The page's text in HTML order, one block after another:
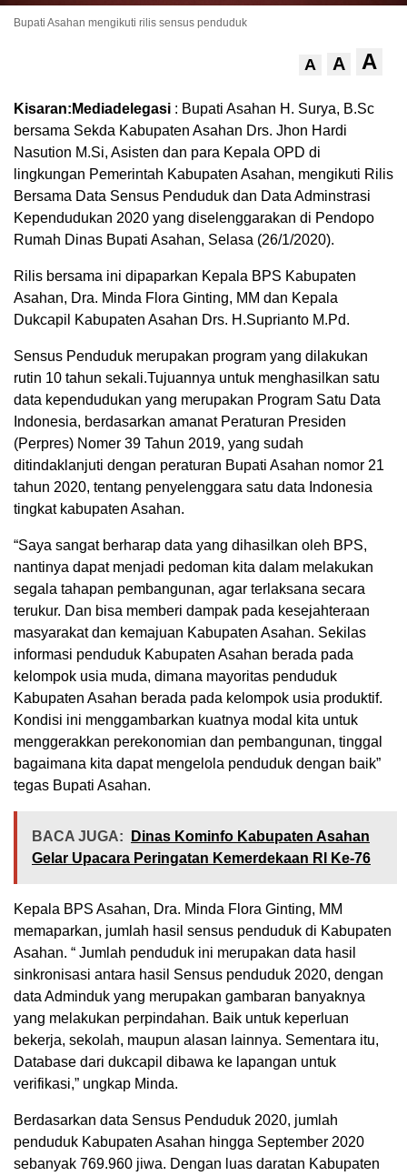
Bupati Asahan mengikuti rilis sensus penduduk
A A A
Kisaran:Mediadelegasi : Bupati Asahan H. Surya, B.Sc
bersama Sekda Kabupaten Asahan Drs. Jhon Hardi
Nasution M.Si, Asisten dan para Kepala OPD di
lingkungan Pemerintah Kabupaten Asahan, mengikuti Rilis
Bersama Data Sensus Penduduk dan Data Adminstrasi
Kependudukan 2020 yang diselenggarakan di Pendopo
Rumah Dinas Bupati Asahan, Selasa (26/1/2020).
Rilis bersama ini dipaparkan Kepala BPS Kabupaten
Asahan, Dra. Minda Flora Ginting, MM dan Kepala
Dukcapil Kabupaten Asahan Drs. H.Suprianto M.Pd.
Sensus Penduduk merupakan program yang dilakukan
rutin 10 tahun sekali.Tujuannya untuk menghasilkan satu
data kependudukan yang merupakan Program Satu Data
Indonesia, berdasarkan amanat Peraturan Presiden
(Perpres) Nomer 39 Tahun 2019, yang sudah
ditindaklanjuti dengan peraturan Bupati Asahan nomor 21
tahun 2020, tentang penyelenggara satu data Indonesia
tingkat kabupaten Asahan.
“Saya sangat berharap data yang dihasilkan oleh BPS,
nantinya dapat menjadi pedoman kita dalam melakukan
segala tahapan pembangunan, agar terlaksana secara
terukur. Dan bisa memberi dampak pada kesejahteraan
masyarakat dan kemajuan Kabupaten Asahan. Sekilas
informasi penduduk Kabupaten Asahan berada pada
kelompok usia muda, dimana mayoritas penduduk
Kabupaten Asahan berada pada kelompok usia produktif.
Kondisi ini menggambarkan kuatnya modal kita untuk
menggerakkan perekonomian dan pembangunan, tinggal
bagaimana kita dapat mengelola penduduk dengan baik”
tegas Bupati Asahan.
BACA JUGA:
Dinas Kominfo Kabupaten Asahan
Gelar Upacara Peringatan Kemerdekaan RI Ke-76
Kepala BPS Asahan, Dra. Minda Flora Ginting, MM
memaparkan, jumlah hasil sensus penduduk di Kabupaten
Asahan. “ Jumlah penduduk ini merupakan data hasil
sinkronisasi antara hasil Sensus penduduk 2020, dengan
data Adminduk yang merupakan gambaran banyaknya
yang melakukan perpindahan. Baik untuk keperluan
bekerja, sekolah, maupun alasan lainnya. Sementara itu,
Database dari dukcapil dibawa ke lapangan untuk
verifikasi,” ungkap Minda.
Berdasarkan data Sensus Penduduk 2020, jumlah
penduduk Kabupaten Asahan hingga September 2020
sebanyak 769.960 jiwa. Dengan luas daratan Kabupaten